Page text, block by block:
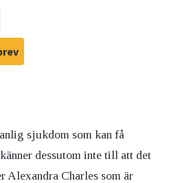
sjukdom som kan få
dessutom inte till att det
Alexandra Charles som är